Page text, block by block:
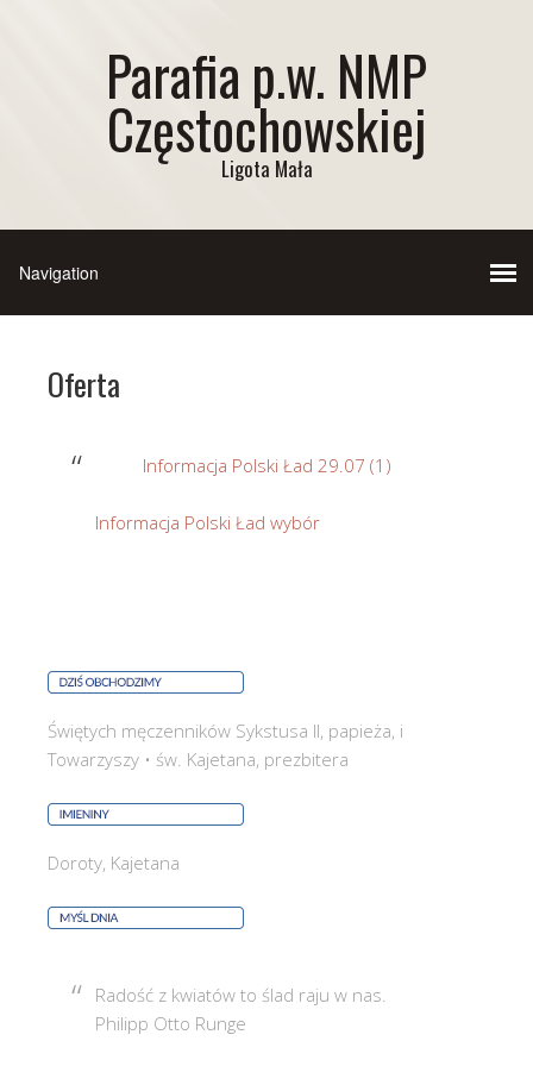
Parafia p.w. NMP
Częstochowskiej
Ligota Mała
Oferta
Informacja Polski Ład 29.07 (1)
Informacja Polski Ład wybór
Świętych męczenników Sykstusa II, papieża, i
Towarzyszy • św. Kajetana, prezbitera
Doroty, Kajetana
Radość z kwiatów to ślad raju w nas.
Philipp Otto Runge